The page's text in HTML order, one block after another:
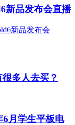
新品发布会直播
多人去买？
6月学生平板电